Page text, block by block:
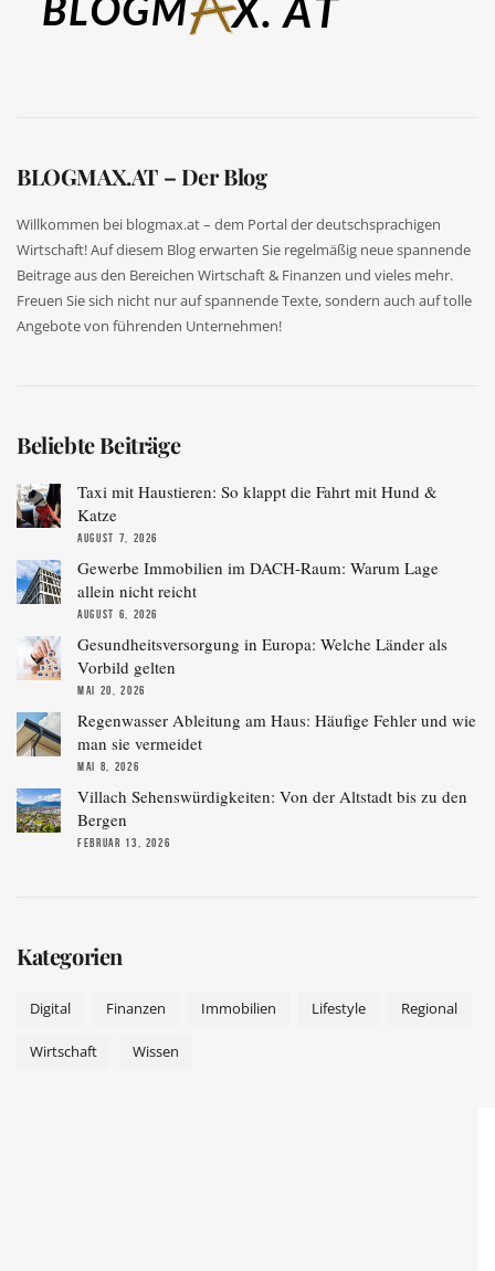
BLOGMAX.AT – Der Blog
Willkommen bei blogmax.at – dem Portal der deutschsprachigen
Wirtschaft! Auf diesem Blog erwarten Sie regelmäßig neue spannende
Beitrage aus den Bereichen Wirtschaft & Finanzen und vieles mehr.
Freuen Sie sich nicht nur auf spannende Texte, sondern auch auf tolle
Angebote von führenden Unternehmen!
Beliebte Beiträge
Taxi mit Haustieren: So klappt die Fahrt mit Hund &
Katze
AUGUST 7, 2026
Gewerbe Immobilien im DACH-Raum: Warum Lage
allein nicht reicht
AUGUST 6, 2026
Gesundheitsversorgung in Europa: Welche Länder als
Vorbild gelten
MAI 20, 2026
Regenwasser Ableitung am Haus: Häufige Fehler und wie
man sie vermeidet
MAI 8, 2026
Villach Sehenswürdigkeiten: Von der Altstadt bis zu den
Bergen
FEBRUAR 13, 2026
Kategorien
Digital Finanzen Immobilien Lifestyle Regional
Wirtschaft Wissen